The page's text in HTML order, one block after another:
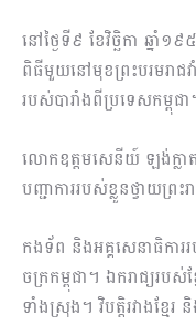
នៅថ្ងៃទី៩ ខែវិច្ឆិកា ឆ្ន
ពិធីមួយនៅមុខព្រះបរមរា
របស់បារាំងពីប្រទេសកម្ពុជ
លោកឧត្តមសេនីយ៍ ឡង់ក្ល
បញ្ជាការរបស់ខ្លួនថ្វាយព្រះ
កងទ័ព និងអគ្គសេនាធិការ
ចក្រកម្ពុជា។ ឯករាជ្យរបស់
ទាំងស្រុង។ វិបត្តិរវាងខ្មែរ